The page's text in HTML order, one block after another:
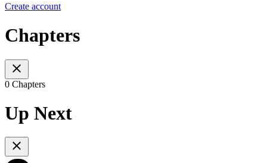
Create account
Chapters
0 Chapters
Up Next